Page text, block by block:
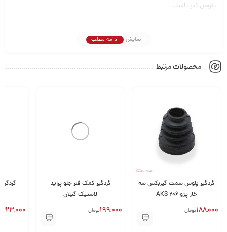
پلوس نیز باشد.
که امکان پاره شدن آن کمتر شده است و نگرانی را کمتر می کند. اما برای
عدم آسیب رسیدن به گیربکس خودرو پیشنهاد می شود که بعد از پیمودن
نمایش ادامه مطلب
محصولات مرتبط
گردگیر پلوس سمت گیربکس سه
خار پژو 206 AKS
188,000تومان
گردگیر کمک فنر جلو پراید
لاستیک گیلان
199,000تومان 223,000